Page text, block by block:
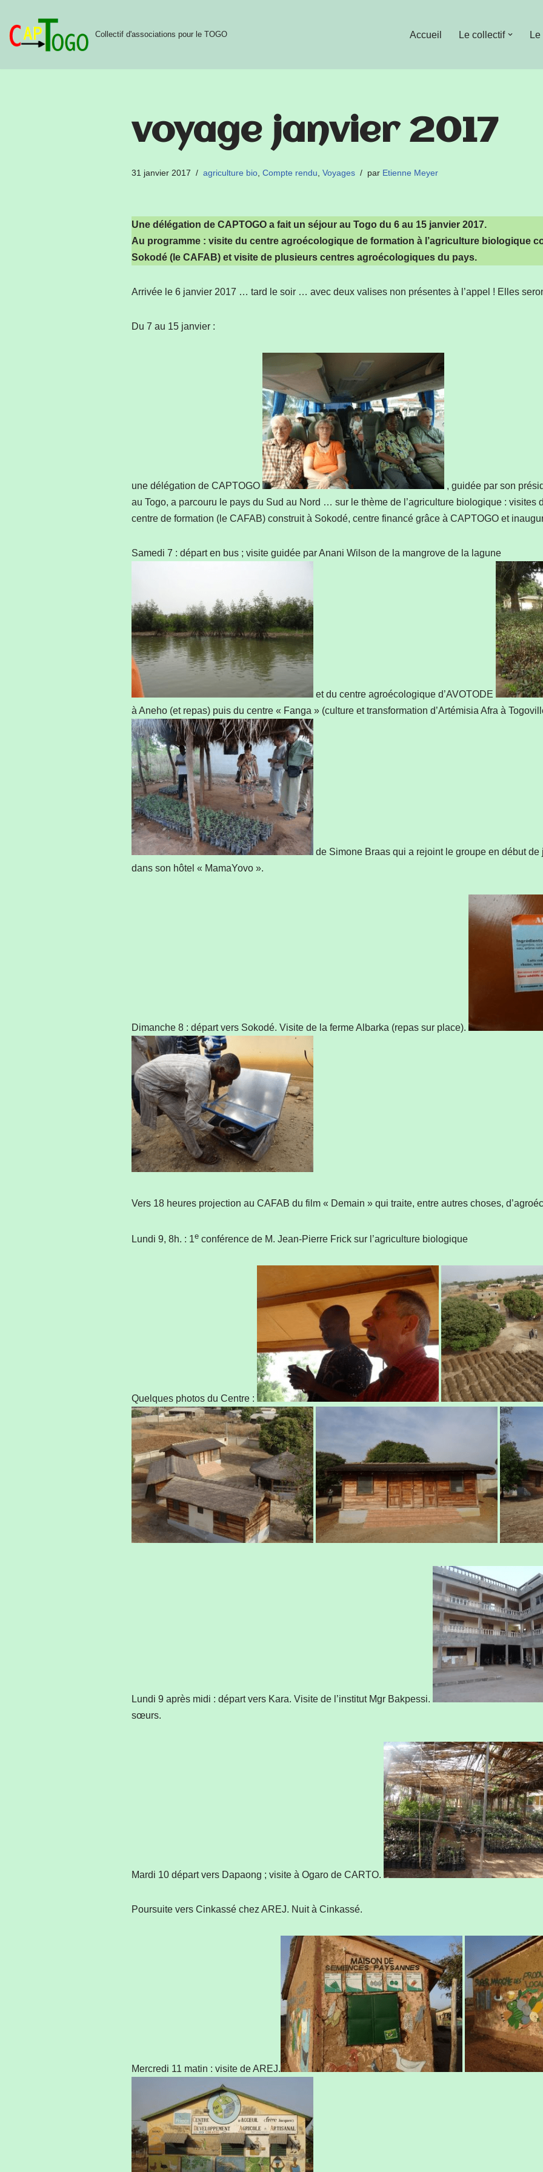
Aller
au
Collectif d'associations pour le TOGO Accueil Le collectif
voyage janvier 2017
31 janvier 2017 agriculture bio, Compte rendu Voyages par Etienne Meyer
Une délégation de CAPTOGO a fait un séjour au Togo du 6 au 15 janvier 2017.
Au programme : visite du centre agroécologique de formation à l’agriculture biologique
Sokodé (le CAFAB) et visite de plusieurs centres agroécologiques du pays.
Arrivée le 6 janvier 2017 … tard le soir … avec deux valises non présentes à l’appel ! Elles
Du 7 au 15 janvier :
une délégation de CAPTOGO
, guidée par son
au Togo, a parcouru le pays du Sud au Nord … sur le thème de l’agriculture biologique : visites
centre de formation (le CAFAB) construit à Sokodé, centre financé grâce à CAPTOGO et
Samedi 7 : départ en bus ; visite guidée par Anani Wilson de la mangrove de la lagune
et du centre agroécologique d’AVOTODE
à Aneho (et repas) puis du centre « Fanga » (culture et transformation d’Artémisia Afra à
de Simone Braas qui a rejoint le groupe en début
dans son hôtel « MamaYovo ».
Dimanche 8 : départ vers Sokodé. Visite de la ferme Albarka (repas sur place).
Vers 18 heures projection au CAFAB du film « Demain » qui traite, entre autres choses,
Lundi 9, 8h. : 1econférence de M. Jean-Pierre Frick sur l’agriculture biologique
Quelques photos du Centre :
Lundi 9 après midi : départ vers Kara. Visite de l’institut Mgr Bakpessi.
sœurs.
Mardi 10 départ vers Dapaong ; visite à Ogaro de CARTO.
Poursuite vers Cinkassé chez AREJ. Nuit à Cinkassé.
Mercredi 11 matin : visite de AREJ.